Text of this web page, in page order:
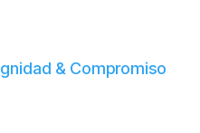
& Compromiso